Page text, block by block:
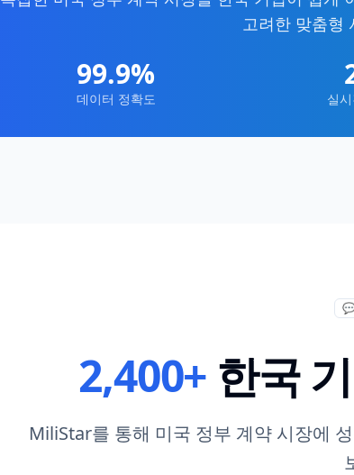
고려한 맞춤형
99.9%
데이터 정확도 실
2,400+ 한국
MiliStar를 통해 미국 정부 계약 시장에